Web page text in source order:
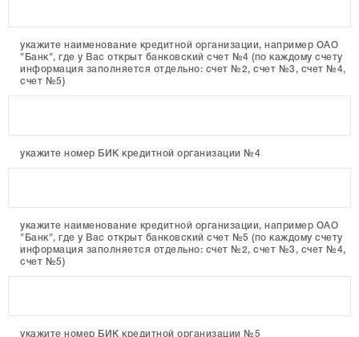
укажите наименование кредитной организации, например ОАО
"Банк", где у Вас открыт банковский счет №4 (по каждому счету
информация заполняется отдельно: счет №2, счет №3, счет №4,
счет №5)
укажите номер БИК кредитной организации №4
укажите наименование кредитной организации, например ОАО
"Банк", где у Вас открыт банковский счет №5 (по каждому счету
информация заполняется отдельно: счет №2, счет №3, счет №4,
счет №5)
укажите номер БИК кредитной организации №5